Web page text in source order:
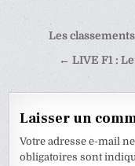
Navigation
Les
← LIVE F1 :
Laisser un
Votre adresse e-mail
obligatoires sont